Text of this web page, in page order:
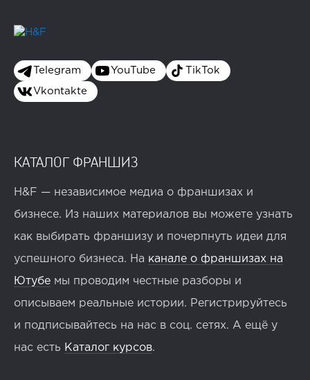
Telegram YouTube TikTok
Vkontakte
КАТАЛОГ ФРАНШИЗ
H&F — независимое медиа о франшизах и
бизнесе. Из наших материалов вы можете узнать
как выбирать франшизу и почерпнуть идеи для
успешного бизнеса. На канале о франшизах на
Ютубе мы проводим честные разборы и
описываем реальные истории. Регистрируйтесь
и подписывайтесь на нас в соц. сетях. А ещё у
нас есть Каталог курсов.